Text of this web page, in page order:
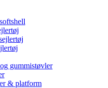
gummistøvler
& platform